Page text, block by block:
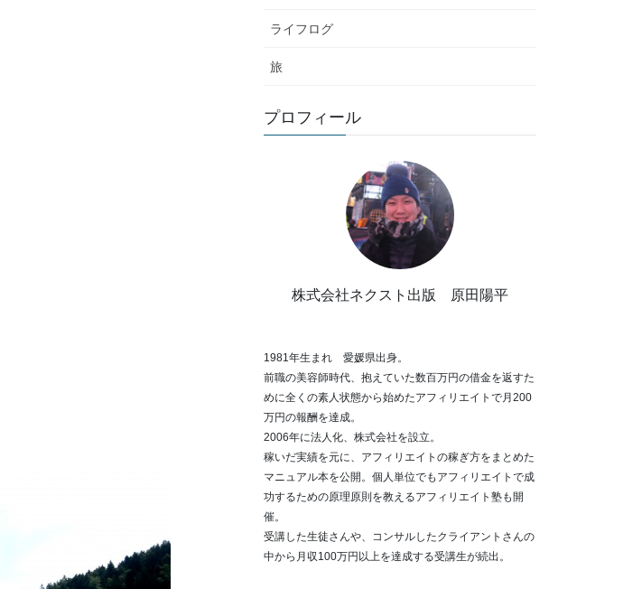
ライフログ
旅
プロフィール
株式会社ネクスト出版 原田陽平
1981年生まれ 愛媛県出身。
前職の美容師時代、抱えていた数百万円の借金を返すた
めに全くの素人状態から始めたアフィリエイトで月200
万円の報酬を達成。
2006年に法人化、株式会社を設立。
稼いだ実績を元に、アフィリエイトの稼ぎ方をまとめた
マニュアル本を公開。個人単位でもアフィリエイトで成
功するための原理原則を教えるアフィリエイト塾も開
催。
受講した生徒さんや、コンサルしたクライアントさんの
中から月収100万円以上を達成する受講生が続出。